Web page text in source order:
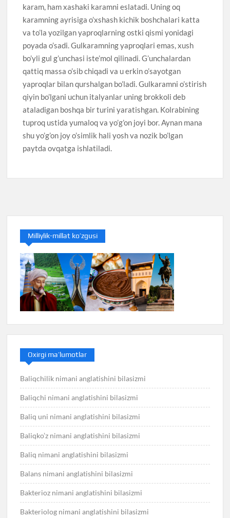
karam, ham xashaki karamni eslatadi. Uning oq
karamning ayrisiga o’xshash kichik boshchalari katta
va to’la yozilgan yaproqlarning ostki qismi yonidagi
poyada o’sadi. Gulkaramning yaproqlari emas, xush
bo’yli gul g’unchasi iste’mol qilinadi. G’unchalardan
qattiq massa o’sib chiqadi va u erkin o’sayotgan
yaproqlar bilan qurshalgan bo’ladi. Gulkaramni o’stirish
qiyin bo’lgani uchun italyanlar uning brokkoli deb
ataladigan boshqa bir turini yaratishgan. Kolrabining
tuproq ustida yumaloq va yo’g’on joyi bor. Aynan mana
shu yo’g’on joy o’simlik hali yosh va nozik bo’lgan
paytda ovqatga ishlatiladi.
Milliylik-millat ko’zgusi
Oxirgi ma’lumotlar
Baliqchilik nimani anglatishini bilasizmi
Baliqchi nimani anglatishini bilasizmi
Baliq uni nimani anglatishini bilasizmi
Baliqko’z nimani anglatishini bilasizmi
Baliq nimani anglatishini bilasizmi
Balans nimani anglatishini bilasizmi
Bakterioz nimani anglatishini bilasizmi
Bakteriolog nimani anglatishini bilasizmi